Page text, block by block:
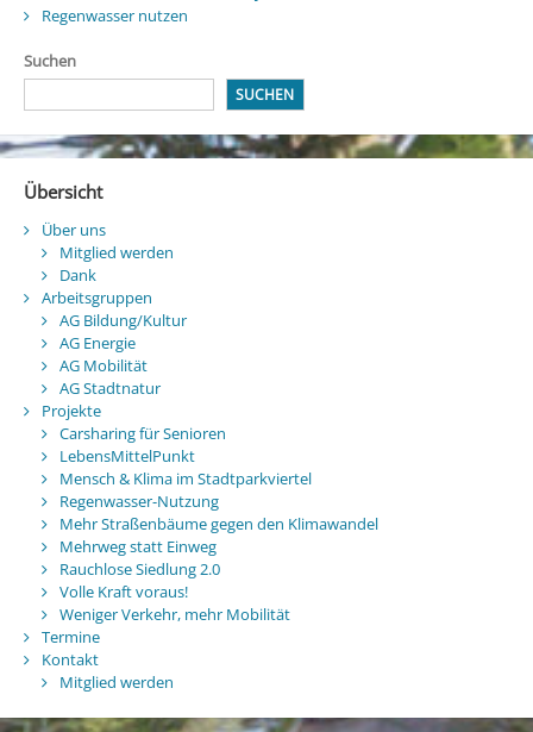
Regenwasser nutzen
Suchen
SUCHEN
Übersicht
Über uns
Mitglied werden
Dank
Arbeitsgruppen
AG Bildung/Kultur
AG Energie
AG Mobilität
AG Stadtnatur
Projekte
Carsharing für Senioren
LebensMittelPunkt
Mensch & Klima im Stadtparkviertel
Regenwasser-Nutzung
Mehr Straßenbäume gegen den Klimawandel
Mehrweg statt Einweg
Rauchlose Siedlung 2.0
Volle Kraft voraus!
Weniger Verkehr, mehr Mobilität
Termine
Kontakt
Mitglied werden